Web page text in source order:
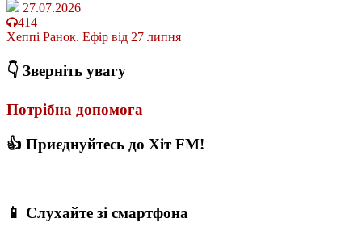
27.07.2026
414
Хеппі Ранок. Ефір від 27 липня
👇 Зверніть увагу
Потрібна допомога
👍 Приєднуйтесь до Хіт FM!
📱 Слухайте зі смартфона